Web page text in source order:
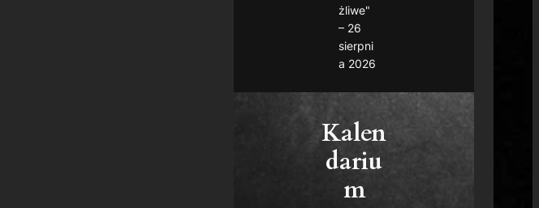
żliwe"
– 26
sierpni
a 2026
Kalen
dariu
m